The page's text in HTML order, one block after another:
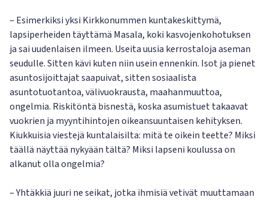
– Esimerkiksi yksi Kirkkonummen kuntakeskittymä,
lapsiperheiden täyttämä Masala, koki kasvojenkohotuksen
ja sai uudenlaisen ilmeen. Useita uusia kerrostaloja aseman
seudulle. Sitten kävi kuten niin usein ennenkin. Isot ja pienet
asuntosijoittajat saapuivat, sitten sosiaalista
asuntotuotantoa, välivuokrausta, maahanmuuttoa,
ongelmia. Riskitöntä bisnestä, koska asumistuet takaavat
vuokrien ja myyntihintojen oikeansuuntaisen kehityksen.
Kiukkuisia viestejä kuntalaisilta: mitä te oikein teette? Miksi
täällä näyttää nykyään tältä? Miksi lapseni koulussa on
alkanut olla ongelmia?
– Yhtäkkiä juuri ne seikat, jotka ihmisiä vetivät muuttamaan